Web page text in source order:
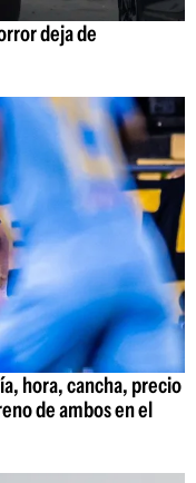
deja de
hora, cancha, precio
de ambos en el